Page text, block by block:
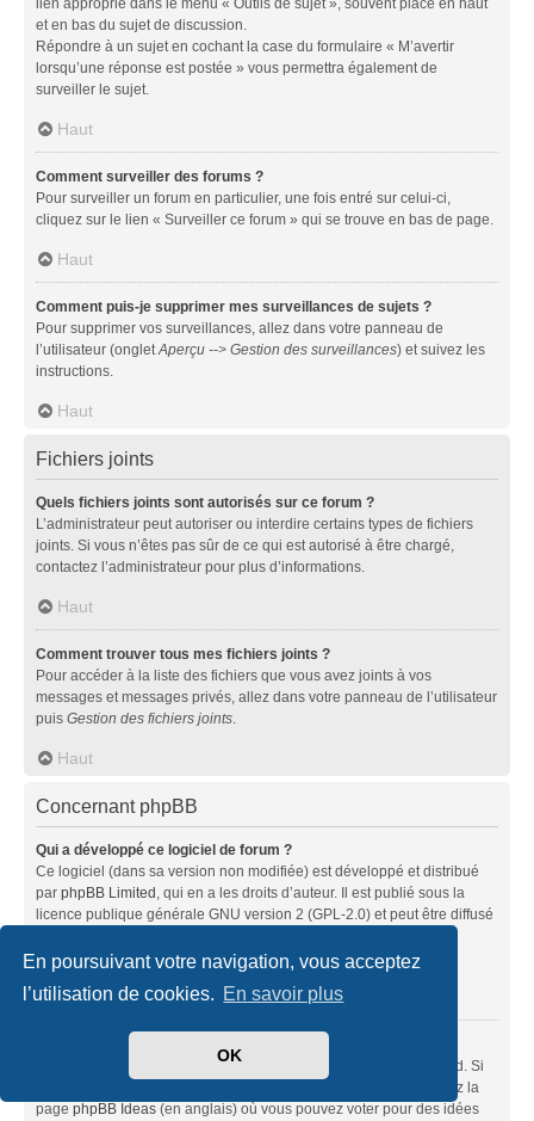
En poursuivant votre navigation, vous acceptez
l’utilisation de cookies. En savoir plus
OK
lien approprié dans le menu « Outils de sujet », souvent placé en haut
et en bas du sujet de discussion.
Répondre à un sujet en cochant la case du formulaire « M’avertir
lorsqu’une réponse est postée » vous permettra également de
surveiller le sujet.
Haut
Comment surveiller des forums ?
Pour surveiller un forum en particulier, une fois entré sur celui-ci,
cliquez sur le lien « Surveiller ce forum » qui se trouve en bas de page.
Haut
Comment puis-je supprimer mes surveillances de sujets ?
Pour supprimer vos surveillances, allez dans votre panneau de
l’utilisateur (ongletAperçu --> Gestion des surveillances) et suivez les
instructions.
Haut
Fichiers joints
Quels fichiers joints sont autorisés sur ce forum ?
L’administrateur peut autoriser ou interdire certains types de fichiers
joints. Si vous n’êtes pas sûr de ce qui est autorisé à être chargé,
contactez l’administrateur pour plus d’informations.
Haut
Comment trouver tous mes fichiers joints ?
Pour accéder à la liste des fichiers que vous avez joints à vos
messages et messages privés, allez dans votre panneau de l’utilisateur
puis Gestion des fichiers joints.
Haut
Concernant phpBB
Qui a développé ce logiciel de forum ?
Ce logiciel (dans sa version non modifiée) est développé et distribué
par phpBB Limited, qui en a les droits d’auteur. Il est publié sous la
licence publique générale GNU version 2 (GPL-2.0) et peut être diffusé
À propos de phpBB» (en anglais).
Haut
Ce logiciel a été développé et mis sous licence par phpBB Limited. Si
vous pensez qu’une fonctionnalité nécessite d’être ajoutée, visitez la
page phpBB Ideas (en anglais) où vous pouvez voter pour des idées